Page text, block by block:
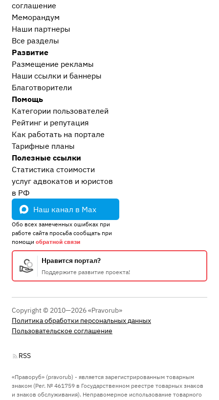
соглашение
Меморандум
Наши партнеры
Все разделы
Развитие
Размещение рекламы
Наши ссылки и баннеры
Благотворители
Помощь
Категории пользователей
Рейтинг и репутация
Как работать на портале
Тарифные планы
Полезные ссылки
Статистика стоимости
услуг адвокатов и юристов
в РФ
Наш канал в Max
Обо всех замеченных ошибках при
работе сайта просьба сообщать при
помощи обратной связи
Нравится портал?
Поддержите развитие проекта!
Copyright © 2010—2026 «Pravorub»
Политика обработки персональных данных
Пользовательское соглашение
RSS
«Праворуб» (pravorub) - является зарегистрированным товарным
знаком (Рег. № 461759 в Государственном реестре товарных знаков
и знаков обслуживания). Неправомерное использование товарного